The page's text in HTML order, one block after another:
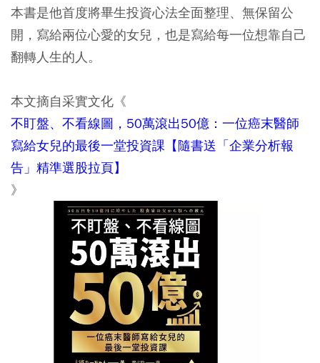
本書是他首度將畢生投資心法全面整理、無保留公
開，寫給兩位心愛的女兒，也是寫給每一位想靠自己
翻轉人生的人。
本文摘自采實文化《
不盯盤、不看線圖，50萬滾出50億：一位癌末醫師
寫給女兒的最後一堂投資課【隨書送「企業分析報
告」精準選股拉頁】
》